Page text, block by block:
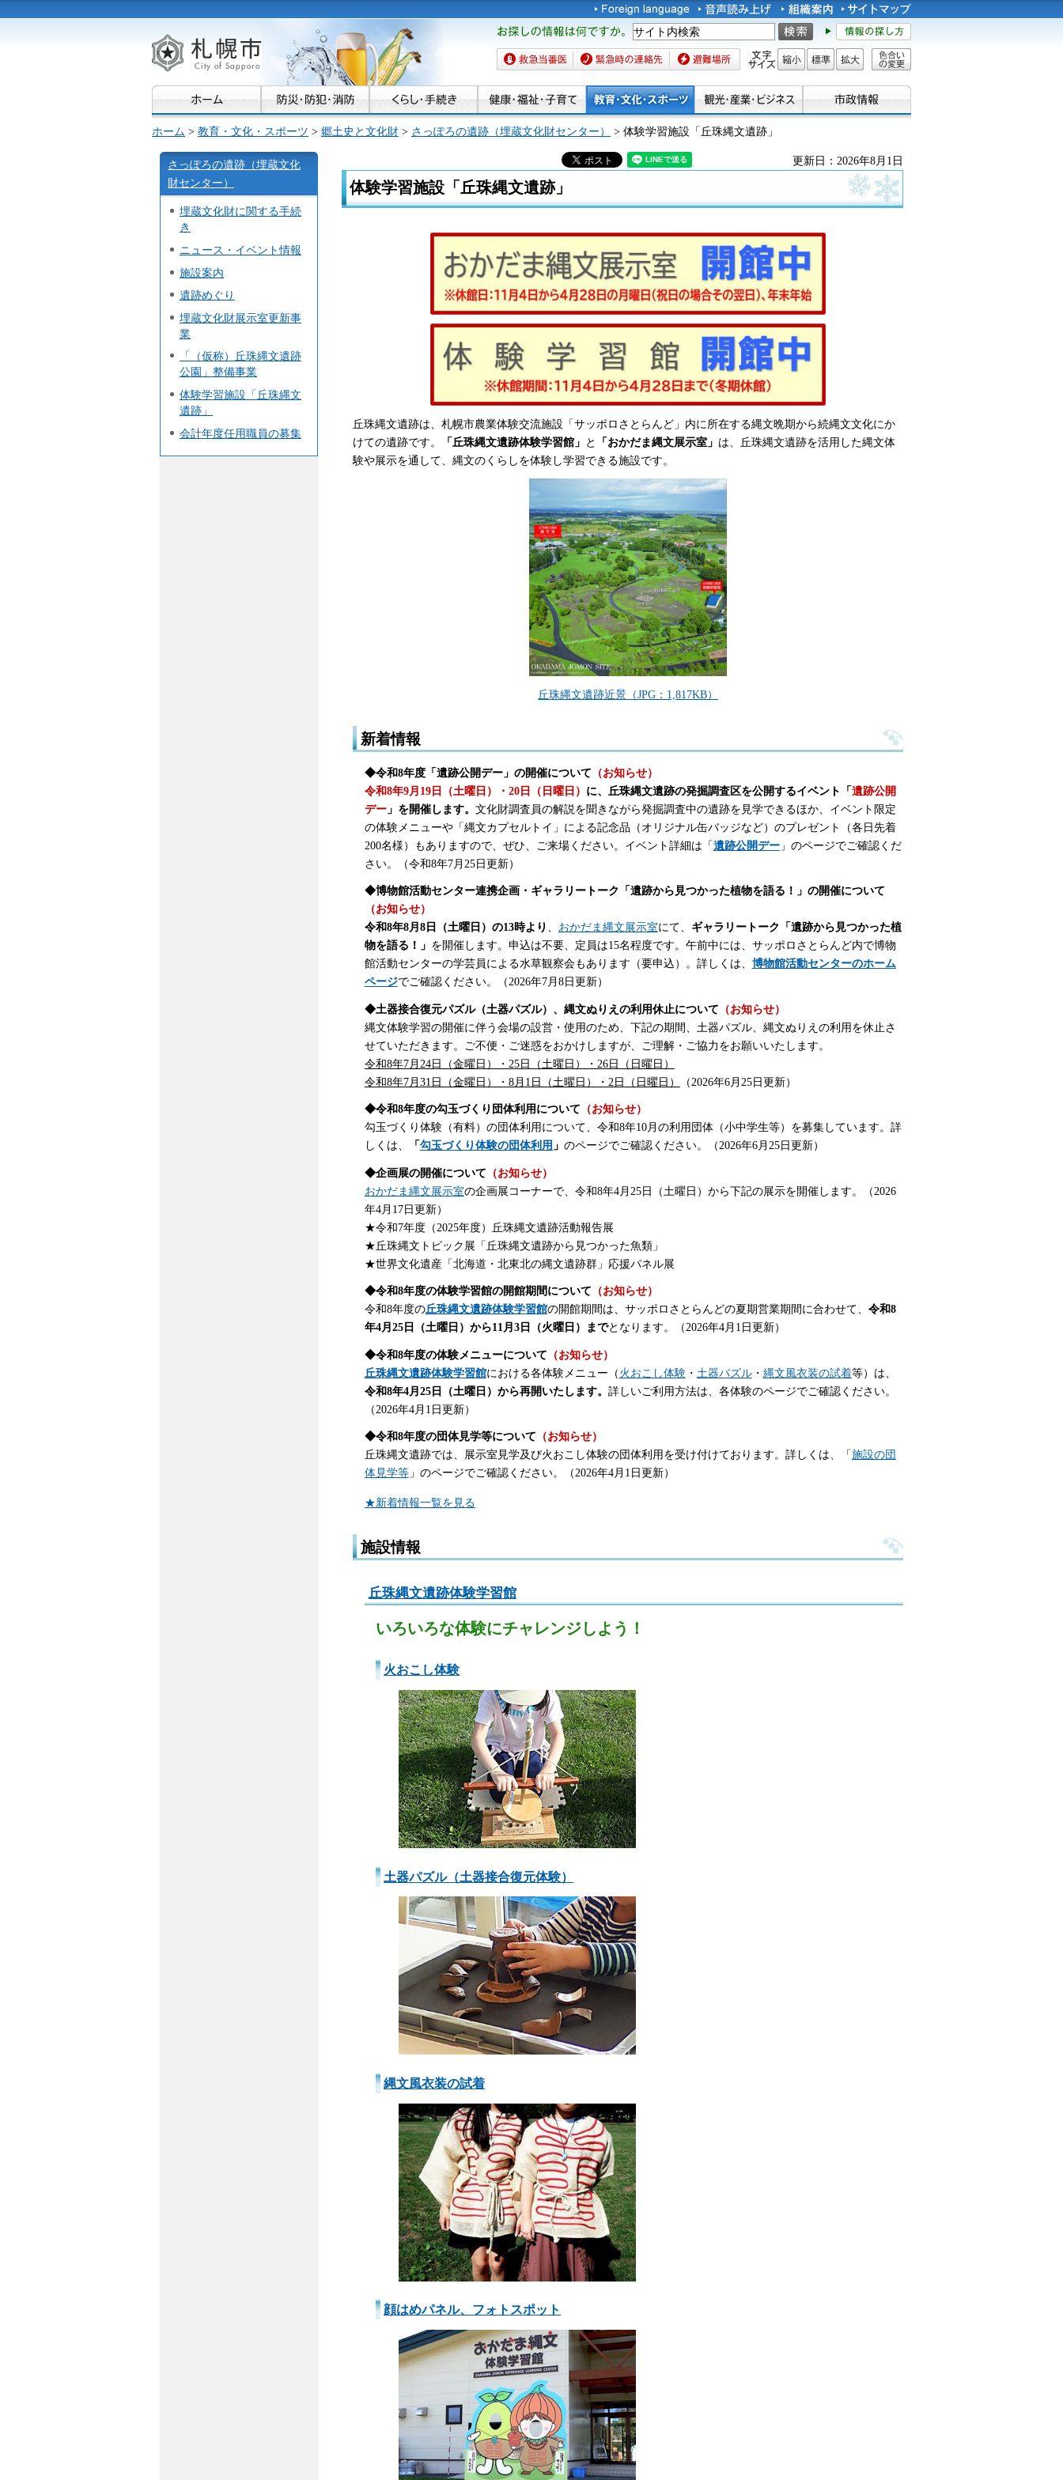
札幌市
お探しの情報は何です
か。
救急当番医 緊急時の連絡先 避難場所 文字サイズ
縮小 標準 拡大
色合い
ホーム > 教育・文化・スポーツ > 郷土史と文化財 > さっぽろの遺跡（埋蔵文化財センター） > 体験学習施設「丘珠縄文遺跡」
さっぽろの遺跡（埋蔵文化
財センター）
埋蔵文化財に関する手続
き
ニュース・イベント情報
施設案内
遺跡めぐり
埋蔵文化財展示室更新事
業
「（仮称）丘珠縄文遺跡
公園」整備事業
体験学習施設「丘珠縄文
遺跡」
会計年度任用職員の募集
更新日：2026年8月1日
体験学習施設「丘珠縄文遺跡」
丘珠縄文遺跡は、札幌市農業体験交流施設「サッポロさとらんど」内に所在する縄文晩期から続縄文文化にか
けての遺跡です。
「丘珠縄文遺跡体験学習館」 と 「おかだま縄文展示室」 は、丘珠縄文遺跡を活用した縄文体
験や展示を通して、縄文のくらしを体験し学習できる施設です。
丘珠縄文遺跡近景（JPG：1,817KB）
新着情報
◆令和8年度「遺跡公開デー」の開催について （お知らせ）
令和8年9月19日（土曜日）・20日（日曜日） に、丘珠縄文遺跡の発掘調査区を公開するイベント「遺跡公開
デー」を開催します。 文化財調査員の解説を聞きながら発掘調査中の遺跡を見学できるほか、イベント限定
の体験メニューや「縄文カプセルトイ」による記念品（オリジナル缶バッジなど）のプレゼント（各日先着
200名様）もありますので、ぜひ、ご来場ください。イベント詳細は「遺跡公開デー」のページでご確認くだ
さい。（令和8年7月25日更新）
◆博物館活動センター連携企画・ギャラリートーク「遺跡から見つかった植物を語る！」の開催について
（お知らせ）
令和8年8月8日（土曜日）の13時より
おかだま縄文展示室にて、 ギャラリートーク「遺跡から見つかった植
物を語る！」 を開催します。申込は不要、定員は15名程度です。午前中には、サッポロさとらんど内で博物
館活動センターの学芸員による水草観察会もあります（要申込）。詳しくは、 博物館活動センターのホーム
ページでご確認ください。（2026年7月8日更新）
◆土器接合復元パズル（土器パズル）、縄文ぬりえの利用休止について （お知らせ）
縄文体験学習の開催に伴う会場の設営・使用のため、下記の期間、土器パズル、縄文ぬりえの利用を休止さ
せていただきます。ご不便・ご迷惑をおかけしますが、ご理解・ご協力をお願いいたします。
令和8年7月24日（金曜日）・25日（土曜日）・26日（日曜日）
令和8年7月31日（金曜日）・8月1日（土曜日）・2日（日曜日）
（2026年6月25日更新）
◆令和8年度の勾玉づくり団体利用について （お知らせ）
勾玉づくり体験（有料）の団体利用について、令和8年10月の利用団体（小中学生等）を募集しています。詳
しくは、
「勾玉づくり体験の団体利用 」 のページでご確認ください。（2026年6月25日更新）
◆企画展の開催について （お知らせ）
おかだま縄文展示室の企画展コーナーで、令和8年4月25日（土曜日）から下記の展示を開催します。（2026
年4月17日更新）
★令和7年度（2025年度）丘珠縄文遺跡活動報告展
★丘珠縄文トピック展「丘珠縄文遺跡から見つかった魚類」
★世界文化遺産「北海道・北東北の縄文遺跡群」応援パネル展
◆令和8年度の体験学習館の開館期間について （お知らせ）
令和8年度の丘珠縄文遺跡体験学習館の開館期間は、サッポロさとらんどの夏期営業期間に合わせて、 令和8
年4月25日（土曜日）から11月3日（火曜日）までとなります。（2026年4月1日更新）
◆令和8年度の体験メニューについて （お知らせ）
丘珠縄文遺跡体験学習館における各体験メニュー（火おこし体験・ 土器パズル・ 縄文風衣装の試着等）は、
令和8年4月25日（土曜日）から再開いたします。 詳しいご利用方法は、各体験のページでご確認ください。
（2026年4月1日更新）
◆令和8年度の団体見学等について （お知らせ）
丘珠縄文遺跡では、展示室見学及び火おこし体験の団体利用を受け付けております。詳しくは、「施設の団
体見学等」のページでご確認ください。（2026年4月1日更新）
★新着情報一覧を見る
施設情報
丘珠縄文遺跡体験学習館
いろいろな体験にチャレンジしよう！
火おこし体験
土器パズル（土器接合復元体験）
縄文風衣装の試着
顔はめパネル、フォトスポット